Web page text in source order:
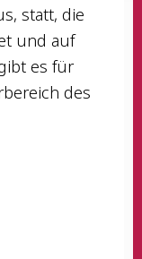
statt, die
und auf
es für
des